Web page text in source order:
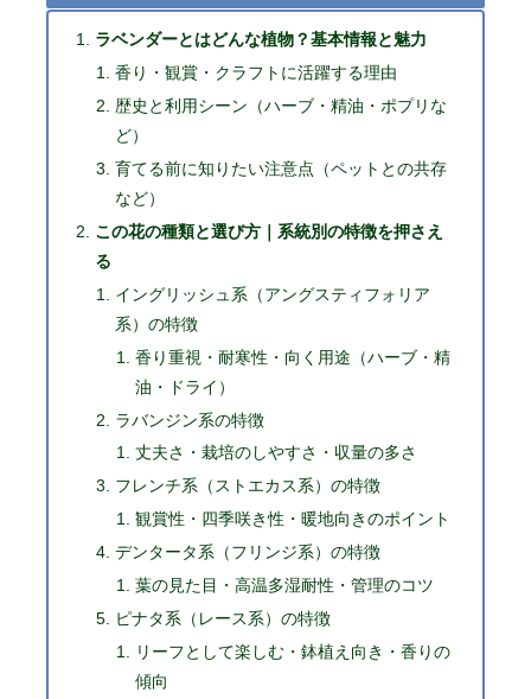
ラベンダーとはどんな植物？基本情報と魅力
香り・観賞・クラフトに活躍する理由
歴史と利用シーン（ハーブ・精油・ポプリな
ど）
育てる前に知りたい注意点（ペットとの共存
など）
この花の種類と選び方｜系統別の特徴を押さえ
る
イングリッシュ系（アングスティフォリア
系）の特徴
香り重視・耐寒性・向く用途（ハーブ・精
油・ドライ）
ラバンジン系の特徴
丈夫さ・栽培のしやすさ・収量の多さ
フレンチ系（ストエカス系）の特徴
観賞性・四季咲き性・暖地向きのポイント
デンタータ系（フリンジ系）の特徴
葉の見た目・高温多湿耐性・管理のコツ
ピナタ系（レース系）の特徴
リーフとして楽しむ・鉢植え向き・香りの
傾向